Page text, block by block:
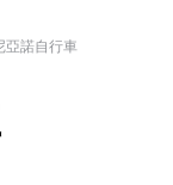
亞諾自行車